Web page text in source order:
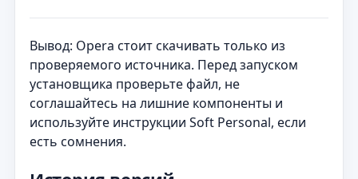
Вывод: Opera стоит скачивать только из
проверяемого источника. Перед запуском
установщика проверьте файл, не
соглашайтесь на лишние компоненты и
используйте инструкции Soft Personal, если
есть сомнения.